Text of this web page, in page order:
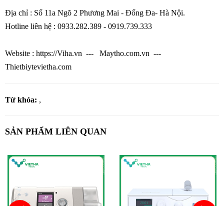
Địa chỉ : Số 11a Ngõ 2 Phương Mai - Đống Đa- Hà Nội.
Hotline liên hệ : 0933.282.389 - 0919.739.333
Website : https://Viha.vn --- Maytho.com.vn ---
Thietbiytevietha.com
Từ khóa: ,
SẢN PHẨM LIÊN QUAN